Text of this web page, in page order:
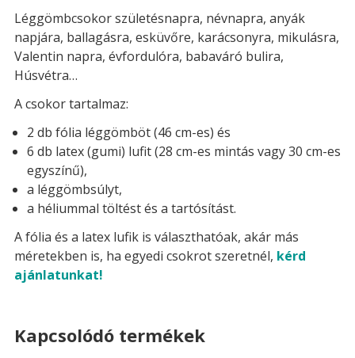
Léggömbcsokor születésnapra, névnapra, anyák
napjára, ballagásra, esküvőre, karácsonyra, mikulásra,
Valentin napra, évfordulóra, babaváró bulira,
Húsvétra…
A csokor tartalmaz:
2 db fólia léggömböt (46 cm-es) és
6 db latex (gumi) lufit (28 cm-es mintás vagy 30 cm-es
egyszínű),
a léggömbsúlyt,
a héliummal töltést és a tartósítást.
A fólia és a latex lufik is választhatóak, akár más
méretekben is, ha egyedi csokrot szeretnél, kérd
ajánlatunkat!
Kapcsolódó termékek